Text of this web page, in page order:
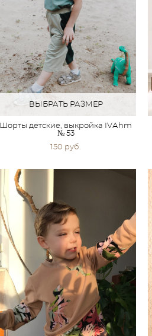
ВЫБРАТЬ РАЗМЕР
Шорты детские, выкройка IVАhm
№ 53
150 pуб.